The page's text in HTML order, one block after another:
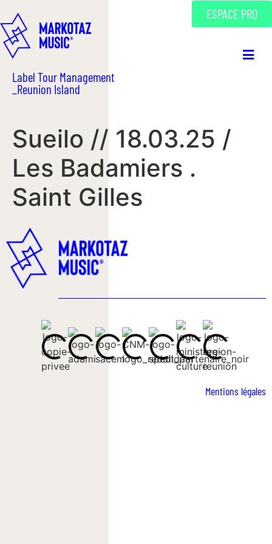
Label Tour Management
_Reunion Island
ESPACE PRO
Sueilo // 18.03.25 /
Les Badamiers .
Saint Gilles
Mentions légales